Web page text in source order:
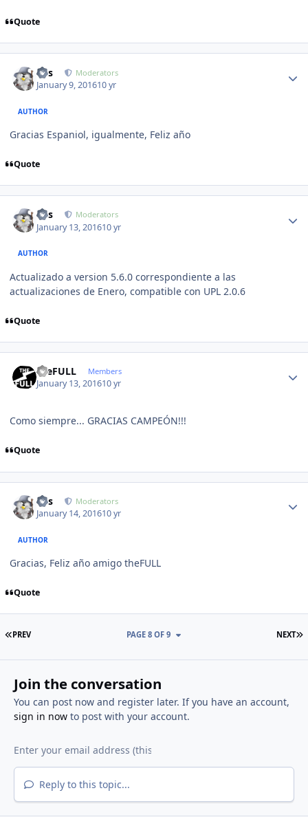
Quote
luis Moderators
January 9, 201610 yr
AUTHOR
Gracias Espaniol, igualmente, Feliz año
Quote
luis Moderators
January 13, 201610 yr
AUTHOR
Actualizado a version 5.6.0 correspondiente a las
actualizaciones de Enero, compatible con UPL 2.0.6
Quote
theFULL Members
January 13, 201610 yr
Como siempre... GRACIAS CAMPEÓN!!!
Quote
luis Moderators
January 14, 201610 yr
AUTHOR
Gracias, Feliz año amigo theFULL
Quote
FIRST PAGE
PREV NEXT
PAGE 8 OF 9
Join the conversation
You can post now and register later. If you have an account,
sign in nowto post with your account.
Reply to this topic...